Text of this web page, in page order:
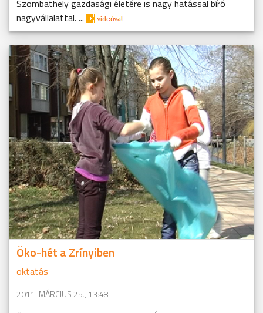
Szombathely gazdasági életére is nagy hatással bíró
nagyvállalattal. ...
Öko-hét a Zrínyiben
oktatás
2011. MÁRCIUS 25., 13:48